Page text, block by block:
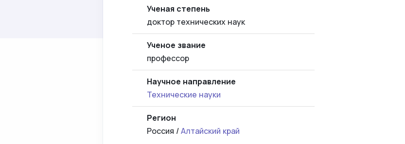
Ученая степень
доктор технических наук
Ученое звание
профессор
Научное направление
Технические науки
Регион
Россия /Алтайский край